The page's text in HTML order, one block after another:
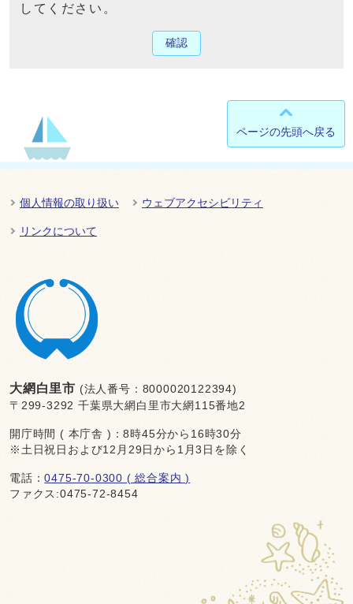
してください。
確認
ページの先頭へ戻る
個人情報の取り扱い ウェブアクセシビリティ
リンクについて
大網白里市 (法人番号：8000020122394)
〒299-3292 千葉県大網白里市大網115番地2
開庁時間 ( 本庁舎 )：8時45分から16時30分
※土日祝日および12月29日から1月3日を除く
電話：0475-70-0300 ( 総合案内 )
ファクス:0475-72-8454